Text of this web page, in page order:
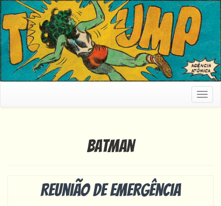
Batman
Reunião de Emergência